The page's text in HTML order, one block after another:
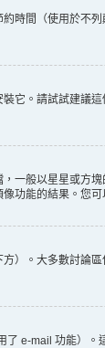
時間（使用於不
它。請試試建議
一般以星星或方
功能的結果。您可
）。大多數討論
e-mail 功能）